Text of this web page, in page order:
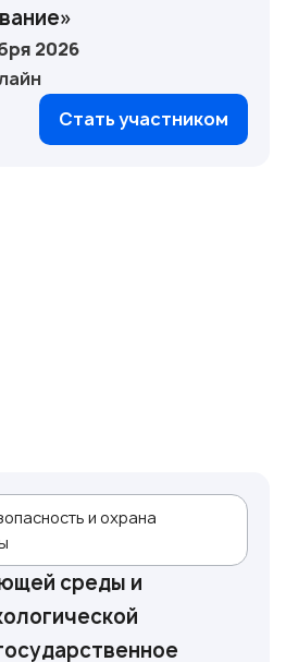
2026
Стать участником
и охрана
среды и